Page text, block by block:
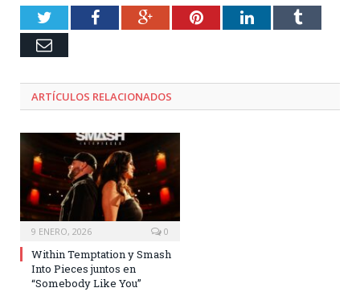
TwitterFacebookGoogle+PinterestLinkedInTumblr
Email
ARTÍCULOS RELACIONADOS
9 ENERO, 2026 0
Within Temptation y Smash
Into Pieces juntos en
“Somebody Like You”